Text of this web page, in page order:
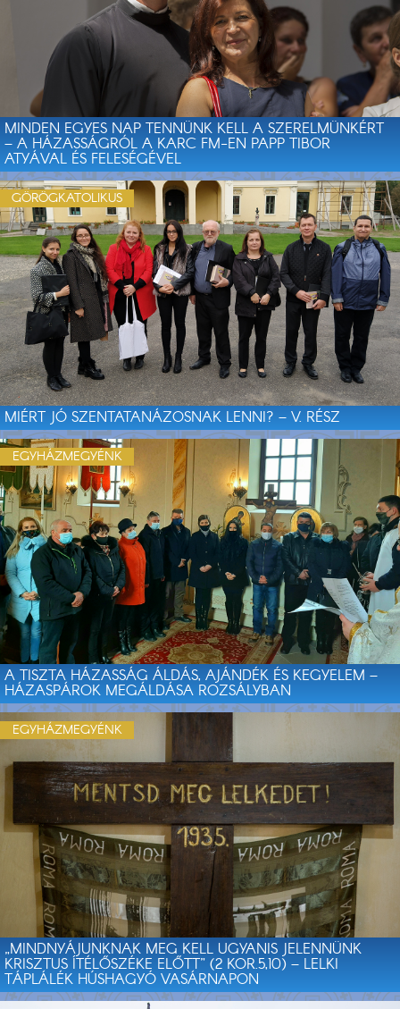
MINDEN EGYES NAP TENNÜNK KELL A SZERELMÜNKÉRT
– A HÁZASSÁGRÓL A KARC FM-EN PAPP TIBOR
ATYÁVAL ÉS FELESÉGÉVEL
MIÉRT JÓ SZENTATANÁZOSNAK LENNI? – V. RÉSZ
GÖRÖGKATOLIKUS
A TISZTA HÁZASSÁG ÁLDÁS, AJÁNDÉK ÉS KEGYELEM –
HÁZASPÁROK MEGÁLDÁSA ROZSÁLYBAN
EGYHÁZMEGYÉNK
„MINDNYÁJUNKNAK MEG KELL UGYANIS JELENNÜNK
KRISZTUS ÍTÉLŐSZÉKE ELŐTT” (2 KOR.5,10) – LELKI
TÁPLÁLÉK HÚSHAGYÓ VASÁRNAPON
EGYHÁZMEGYÉNK